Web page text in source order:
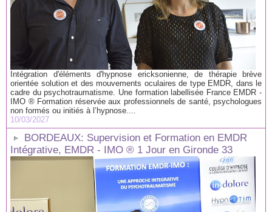
Intégration d'éléments d'hypnose ericksonienne, de thérapie brève
orientée solution et des mouvements oculaires de type EMDR, dans le
cadre du psychotraumatisme. Une formation labellisée France EMDR -
IMO ® Formation réservée aux professionnels de santé, psychologues
non formés ou initiés à l’hypnose....
10/03/2027
BORDEAUX: Supervision et Formation en EMDR
Intégrative, EMDR - IMO ® 1 Jour en Gironde 33